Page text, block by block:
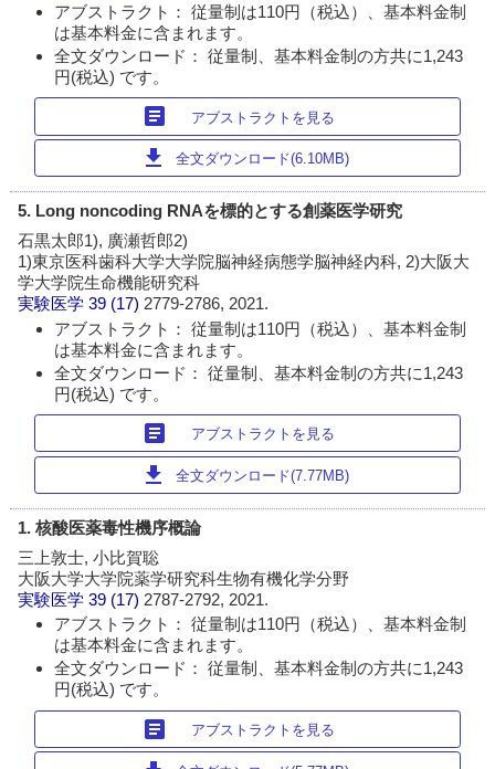
アブストラクト： 従量制は110円（税込）、基本料金制
は基本料金に含まれます。
全文ダウンロード： 従量制、基本料金制の方共に1,243
円(税込) です。
article アブストラクトを見る
download 全文ダウンロード(6.10MB)
5. Long noncoding RNAを標的とする創薬医学研究
石黒太郎1), 廣瀬哲郎2)
1)東京医科歯科大学大学院脳神経病態学脳神経内科, 2)大阪大
学大学院生命機能研究科
実験医学 39 (17) 2779-2786, 2021.
アブストラクト： 従量制は110円（税込）、基本料金制
は基本料金に含まれます。
全文ダウンロード： 従量制、基本料金制の方共に1,243
円(税込) です。
article アブストラクトを見る
download 全文ダウンロード(7.77MB)
1. 核酸医薬毒性機序概論
三上敦士, 小比賀聡
大阪大学大学院薬学研究科生物有機化学分野
実験医学 39 (17) 2787-2792, 2021.
アブストラクト： 従量制は110円（税込）、基本料金制
は基本料金に含まれます。
全文ダウンロード： 従量制、基本料金制の方共に1,243
円(税込) です。
article アブストラクトを見る